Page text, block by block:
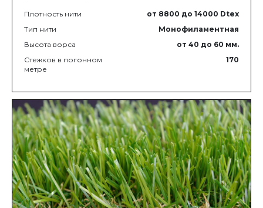
Плотность нити от 8800 до 14000 Dtex
Тип нити
Монофиламентная
Высота ворса
от 40 до 60 мм.
Стежков в погонном
метре
170